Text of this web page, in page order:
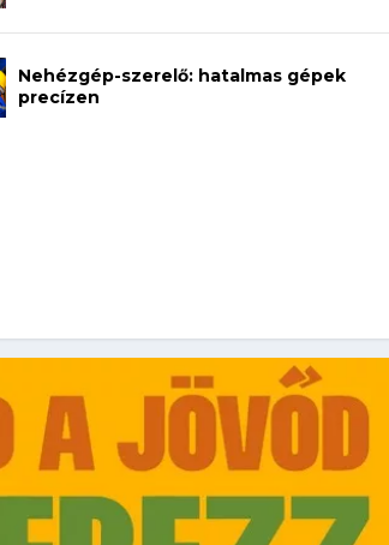
néhány sor program dönti
nélkül?
Nehézgép-szerelő: hatalmas gépek
precízen